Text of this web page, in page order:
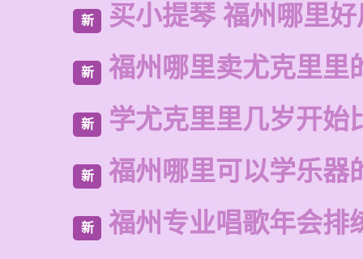
新 买小提琴 福州哪里
新 福州哪里卖尤克里里
新 学尤克里里几岁开始
新 福州哪里可以学乐器
新 福州专业唱歌年会排